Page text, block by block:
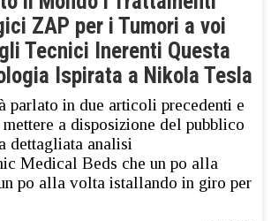
ZAP per i Tumori a voi
Tecnici Inerenti Questa
Ispirata a Nikola Tesla
parlato in due articoli precedenti e
a disposizione del pubblico
dettagliata analisi
Medical Beds che un po alla
po alla volta istallando in giro per